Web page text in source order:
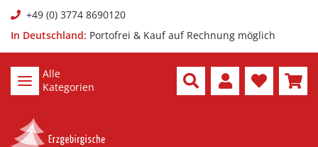
+49 (0) 3774 8690120
In Deutschland: Portofrei & Kauf auf Rechnung möglich
Alle
Kategorien